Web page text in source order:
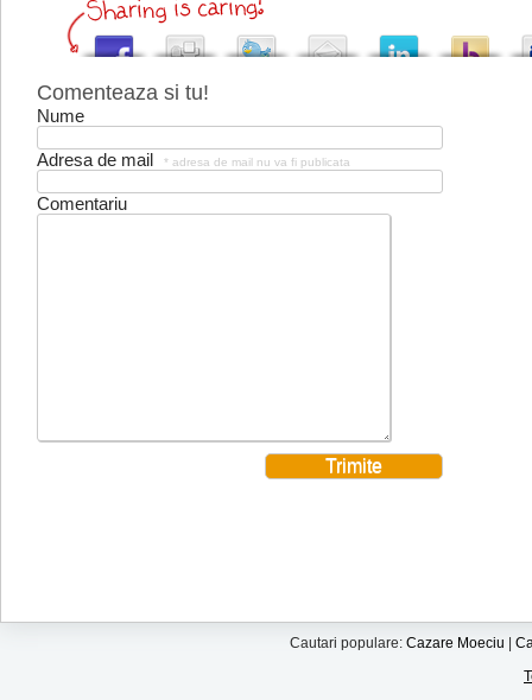
Comenteaza si tu!
Nume
Adresa de mail * adresa de mail nu va fi publicata
Comentariu
Cautari populare: Cazare Moeciu